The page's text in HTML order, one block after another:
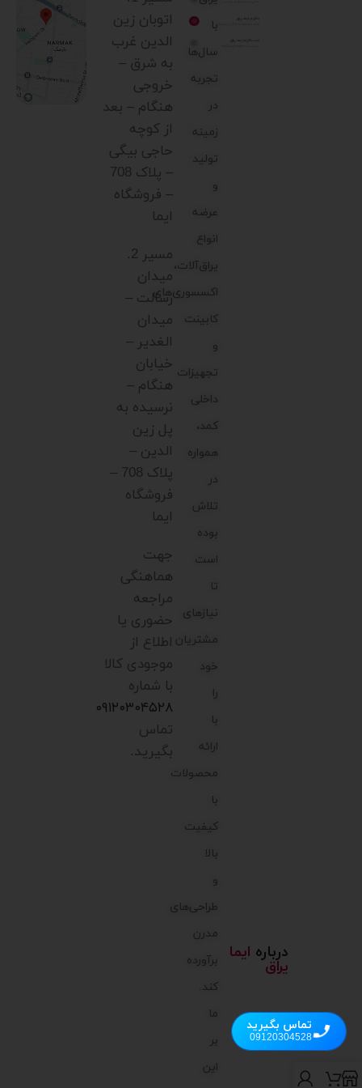
درباره ایما
یراق
با
سال‌ها
تجربه
در
زمینه
تولید
و
عرضه
انواع
یراق‌آلات،
اکسسوری‌های
کابینت
و
تجهیزات
داخلی
کمد،
همواره
در
تلاش
بوده
است
تا
نیازهای
مشتریان
خود
را
با
ارائه
محصولات
با
کیفیت
بالا
و
طراحی‌های
مدرن
برآورده
کند.
ما
بر
این
اتوبان زین
الدین غرب
به شرق –
خروجی
هنگام – بعد
از کوچه
حاجی بیگی
– پلاک 708
– فروشگاه
ایما
مسیر 2.
میدان
رسالت –
میدان
الغدیر –
خیابان
هنگام –
نرسیده به
پل زین
الدین –
پلاک 708 –
فروشگاه
ایما
جهت
هماهنگی
مراجعه
حضوری یا
اطلاع از
موجودی کالا
با شماره
۰۹۱۲۰۳۰۴۵۲۸
تماس
بگیرید.
تماس بگیرید
09120304528